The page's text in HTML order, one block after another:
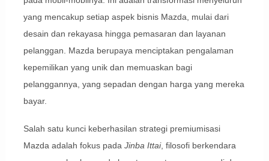
yang mencakup setiap aspek bisnis Mazda, mulai dari
desain dan rekayasa hingga pemasaran dan layanan
pelanggan. Mazda berupaya menciptakan pengalaman
kepemilikan yang unik dan memuaskan bagi
pelanggannya, yang sepadan dengan harga yang mereka
bayar.
Salah satu kunci keberhasilan strategi premiumisasi
Mazda adalah fokus pada Jinba Ittai, filosofi berkendara